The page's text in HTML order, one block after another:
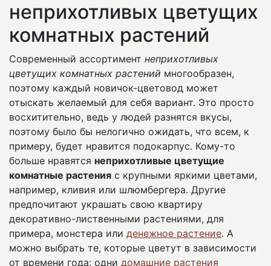
неприхотливых цветущих
комнатных растений
Современный ассортимент неприхотливых
цветущих комнатных растений многообразен,
поэтому каждый новичок-цветовод может
отыскать желаемый для себя вариант. Это просто
восхитительно, ведь у людей разнятся вкусы,
поэтому было бы нелогично ожидать, что всем, к
примеру, будет нравится подокарпус. Кому-то
больше нравятся неприхотливые цветущие
комнатные растения с крупными яркими цветами,
например, кливия или шлюмбергера. Другие
предпочитают украшать свою квартиру
декоративно-лиственными растениями, для
примера, монстера или денежное растение. А
можно выбрать те, которые цветут в зависимости
от времени года: одни домашние растения